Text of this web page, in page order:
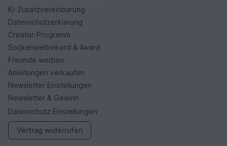
KI-Zusatzvereinbarung
Datenschutzerklärung
Creator-Programm
Sockenweltrekord & Award
Freunde werben
Anleitungen verkaufen
Newsletter Einstellungen
Newsletter & Gewinn
Datenschutz Einstellungen
Vertrag widerrufen